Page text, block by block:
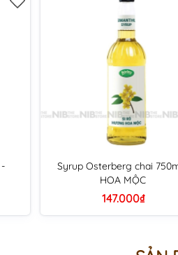
Syrup Osterberg chai
HOA MỘC
147.000₫